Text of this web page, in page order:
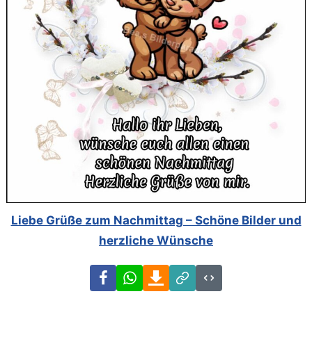
Liebe Grüße zum Nachmittag – Schöne Bilder und
herzliche Wünsche
FacebookWhatsAppDownload
Link
Code